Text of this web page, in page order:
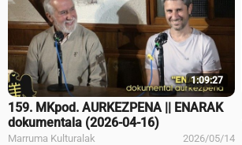
1:09:27
159. MKpod. AURKEZPENA || ENARAK
dokumentala (2026-04-16)
Marruma Kulturalak 2026/05/14